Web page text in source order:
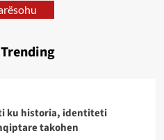
ku historia, identiteti
takohen